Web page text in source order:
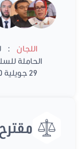
اللجان :
الحاملة
29 جويلية 2020